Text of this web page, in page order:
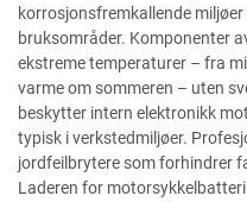
korrosjonsfremkallende
bruksområder. Komponenter
ekstreme temperaturer – fra
varme om sommeren – uten
beskytter intern elektronikk
typisk i verkstedmiljøer.
jordfeilbrytere som forhindrer
Laderen for